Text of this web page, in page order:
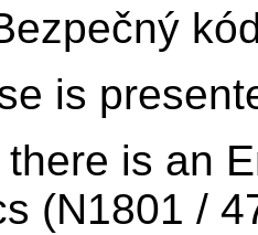
is
there is an
(N1801 /